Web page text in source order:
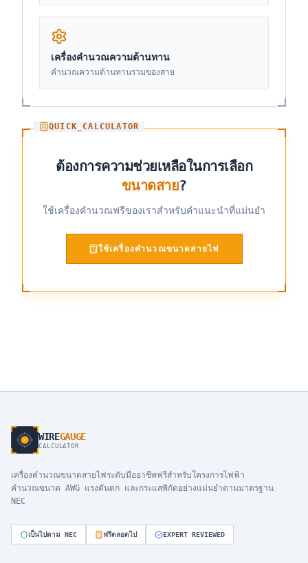
เครื่องคำนวณความต้านทาน
คำนวณความต้านทานรวมของสาย
QUICK_CALCULATOR
ต้องการความช่วยเหลือในการเลือก
ขนาดสาย?
ใช้เครื่องคำนวณฟรีของเราสำหรับคำแนะนำที่แม่นยำ
ใช้เครื่องคำนวณขนาดสายไฟ
WIREGAUGE
CALCULATOR
เครื่องคำนวณขนาดสายไฟระดับมืออาชีพฟรีสำหรับโครงการไฟฟ้า
คำนวณขนาด AWG แรงดันตก และกระแสพิกัดอย่างแม่นยำตามมาตรฐาน
NEC
เป็นไปตาม NEC ฟรีตลอดไป EXPERT REVIEWED